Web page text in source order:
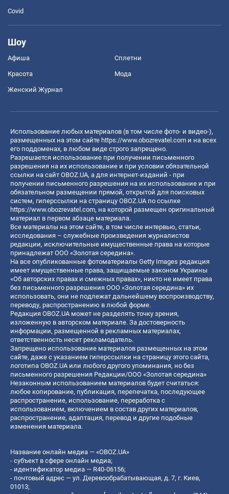
Covid
Шоу
Афиша Сплетни
Красота Мода
Женский Журнал
Использование любых материалов (в том числе фото- и видео-),
размещенных на этом сайте https://www.obozrevatel.com и на всех
его поддоменах, в любом виде строго запрещено.
Разрешается использование при получении письменного
разрешения на их использование и при условии обязательной
ссылки на сайт OBOZ.UA, а для интернет-изданий - при
получении письменного разрешения на их использование и при
обязательном размещении прямой, открытой для поисковых
систем, гиперссылки на страницу OBOZ.UA по ссылке
https://www.obozrevatel.com, на которой размещен оригинальный
материал в первом абзаце материала.
Все материалы на этом сайте, в том числе интервью, статьи,
исследования – служебные произведения журналистов
редакции, исключительные имущественные права на которые
принадлежат ООО «Золотая середина».
На все опубликованные фотоматериалы Getty Images редакция
имеет имущественные права, защищаемые законом Украины
«Об авторских правах и смежных правах», никто не имеет права
без письменного разрешения ООО «Золотая середина» их
использовать, они не подлежат дальнейшему воспроизводству,
переводу, распространению в любой форме.
Редакция OBOZ.UA может не разделять точку зрения,
изложенную в авторском материале. За достоверность
информации, размещенной в рекламных материалах,
ответственность несет рекламодатель.
Запрещено использование материалов размещенных на этом
сайте, даже с указанием гиперссылки на страницу этого сайта,
логотипа OBOZ.UA или любого другого упоминания, но без
письменного разрешения Редакции/ООО «Золотая середина»
Незаконным использованием материалов будет считаться:
любое копирование, публикация, перепечатка, последующее
распространение, использование, переработка с
использованием, включением в состав других материалов,
распространение, адаптация, перевод и другие подобные
изменения материала.
Название онлайн медиа — «OBOZ.UA»
- субъект в сфере онлайн медиа;
- идентификатор медиа — R40-06156;
- почтовый адрес — ул. Деревообрабатывающая, д. 7, г. Киев,
01013;